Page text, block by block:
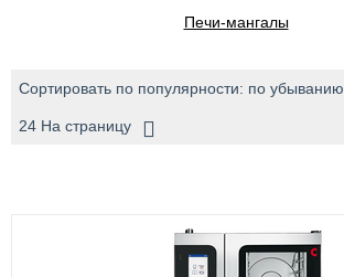
Печи-мангалы
Сортировать по популярности: по убыванию
24 На страницу